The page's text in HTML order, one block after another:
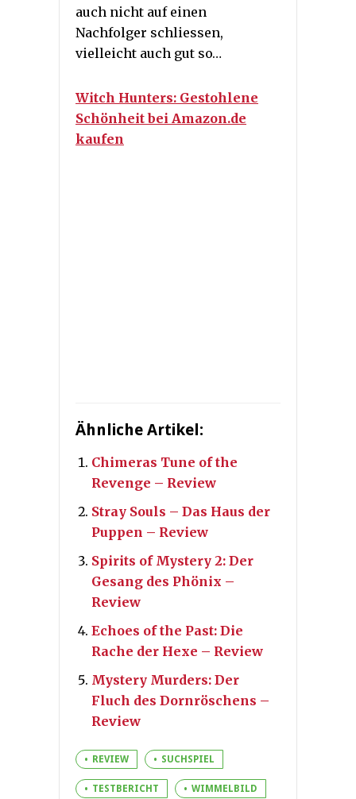
auch nicht auf einen
Nachfolger schliessen,
vielleicht auch gut so…
Witch Hunters: Gestohlene
Schönheit bei Amazon.de
kaufen
Ähnliche Artikel:
Chimeras Tune of the
Revenge – Review
Stray Souls – Das Haus der
Puppen – Review
Spirits of Mystery 2: Der
Gesang des Phönix –
Review
Echoes of the Past: Die
Rache der Hexe – Review
Mystery Murders: Der
Fluch des Dornröschens –
Review
REVIEW SUCHSPIEL
TESTBERICHT WIMMELBILD